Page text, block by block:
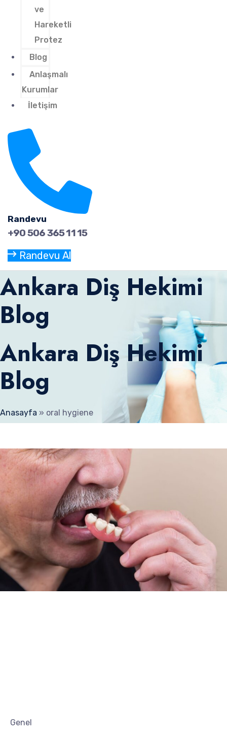
ve
Hareketli
Protez
Blog
Anlaşmalı
Kurumlar
İletişim
Randevu
+90 506 365 11 15
Randevu Al
Ankara Diş Hekimi
Blog
Ankara Diş Hekimi
Blog
Anasayfa » oral hygiene
Genel